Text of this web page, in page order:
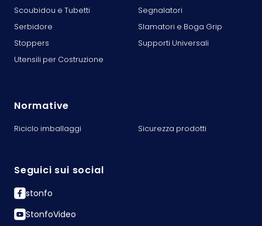
Scoubidou e Tubetti
Segnalatori
Serbidore
Slamatori e Boga Grip
Stoppers
Supporti Universali
Utensili per Costruzione
Normative
Riciclo imballaggi Sicurezza prodotti
Seguici sui social
stonfo
StonfoVideo